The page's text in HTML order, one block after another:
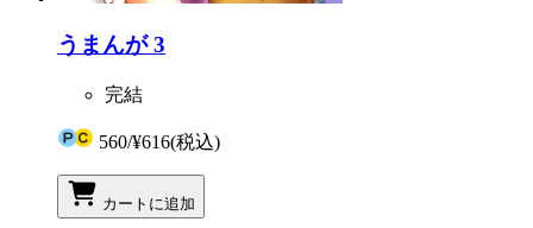
うまんが 3
完結
560/¥616(税込)
カートに追加